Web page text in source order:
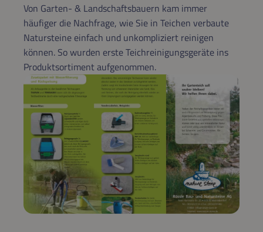
Von Garten- & Landschaftsbauern kam immer
häufiger die Nachfrage, wie Sie in Teichen verbaute
Natursteine einfach und unkompliziert reinigen
können. So wurden erste Teichreinigungsgeräte ins
Produktsortiment aufgenommen.